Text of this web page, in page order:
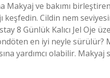
ve bakımı
keşfedin. Cildin nem
8 Günlük Kalıcı Jel Oje
en iyi neyle
yardımcı olabilir.